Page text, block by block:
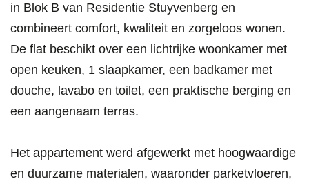
in Blok B van Residentie Stuyvenberg en
combineert comfort, kwaliteit en zorgeloos wonen.
De flat beschikt over een lichtrijke woonkamer met
open keuken, 1 slaapkamer, een badkamer met
douche, lavabo en toilet, een praktische berging en
een aangenaam terras.
Het appartement werd afgewerkt met hoogwaardige
en duurzame materialen, waaronder parketvloeren,